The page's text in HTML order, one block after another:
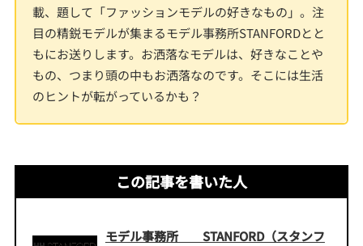
載、題して「ファッションモデルの好きなもの」。注
目の精鋭モデルが集まるモデル事務所STANFORDとと
もにお送りします。お洒落なモデルは、好きなことや
もの、つまり頭の中もお洒落なのです。そこには生活
のヒントが転がっているかも？
この記事を書いた人
モデル事務所 STANFORD（スタンフ